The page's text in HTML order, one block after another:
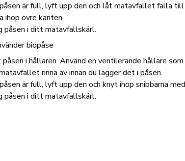
är full, lyft upp den och låt matavfallet falla
ihop övre kanten.
påsen i ditt matavfallskärl.
biopåse
i hållaren. Använd en ventilerande hållare
rinna av innan du lägger det i påsen.
är full, lyft upp den och knyt ihop snibbarna
påsen i ditt matavfallskärl.